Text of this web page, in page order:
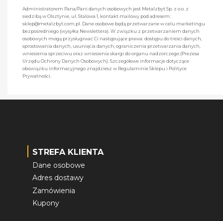
Administratorem Pana/Pani danych osobowych jest Metalzbyt Sp. z o.o. z
siedzibą w Olsztynie, ul. Stalowa 1, kontakt mailowy pod adresem:
sklep@metalzbyt.com.pl. Dane osobowe będą przetwarzane w celu marketingu
bezpośredniego (wysyłka Newslettera). W związku z przetwarzaniem danych
osobowych mogą przysługiwać Ci następujące prawa: dostępu do treści danych,
sprostowania danych, usunięcia danych, ograniczenia przetwarzania danych,
wniesienia sprzeciwu oraz wniesienia skargi do organu nadzorczego (Prezesa
Urzędu Ochrony Danych Osobowych). Szczegółowe informacje dotyczące
obowiązku informacyjnego znajdziesz w Regulaminie Sklepu i Polityce
Prywatności.
STREFA KLIENTA
Dane osobowe
Adres dostawy
Zamówienia
Kupony